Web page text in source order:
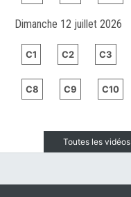
Dimanche 12 juillet 2026
C1 C2 C3
C8 C9 C10
Toutes les